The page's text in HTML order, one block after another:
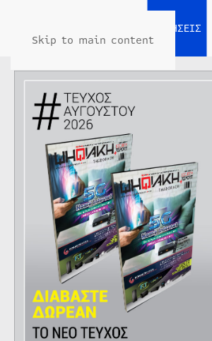
Skip to main content
ΕΙΔΗΣΕΙΣ